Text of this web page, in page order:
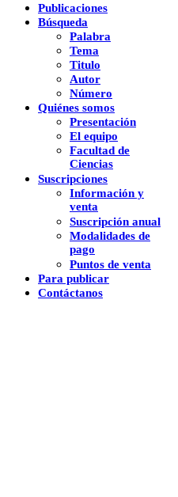
Publicaciones
Búsqueda
Palabra
Tema
Titulo
Autor
Número
Quiénes somos
Presentación
El equipo
Facultad de
Ciencias
Suscripciones
Información y
venta
Suscripción anual
Modalidades de
pago
Puntos de venta
Para publicar
Contáctanos